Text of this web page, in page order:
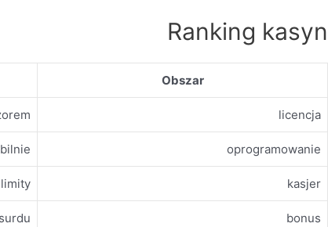
Ranking kasyn
Obszar
licencja
oprogramowanie
kasjer
limity
bonus